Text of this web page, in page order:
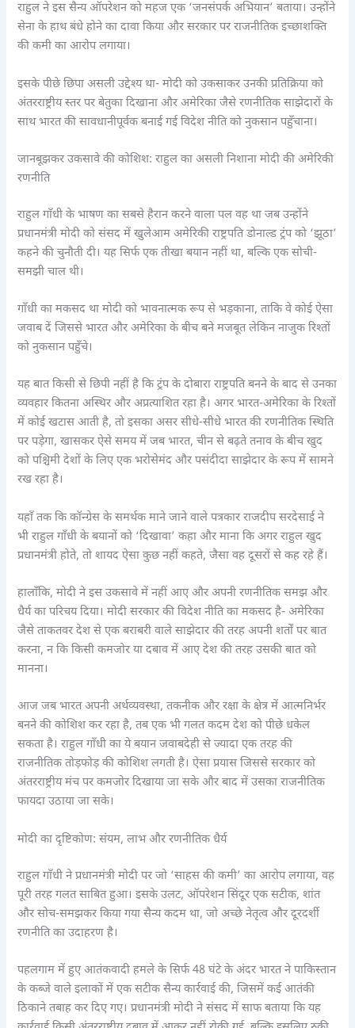
राहुल ने इस सैन्य ऑपरेशन को महज एक ‘जनसंपर्क अभियान’ बताया। उन्होंने
सेना के हाथ बंधे होने का दावा किया और सरकार पर राजनीतिक इच्छाशक्ति
की कमी का आरोप लगाया।
इसके पीछे छिपा असली उद्देश्य था- मोदी को उकसाकर उनकी प्रतिक्रिया को
अंतरराष्ट्रीय स्तर पर बेतुका दिखाना और अमेरिका जैसे रणनीतिक साझेदारों के
साथ भारत की सावधानीपूर्वक बनाई गई विदेश नीति को नुकसान पहुँचाना।
जानबूझकर उकसावे की कोशिश: राहुल का असली निशाना मोदी की अमेरिकी
रणनीति
राहुल गाँधी के भाषण का सबसे हैरान करने वाला पल वह था जब उन्होंने
प्रधानमंत्री मोदी को संसद में खुलेआम अमेरिकी राष्ट्रपति डोनाल्ड ट्रंप को ‘झूठा’
कहने की चुनौती दी। यह सिर्फ एक तीखा बयान नहीं था, बल्कि एक सोची-
समझी चाल थी।
गाँधी का मकसद था मोदी को भावनात्मक रूप से भड़काना, ताकि वे कोई ऐसा
जवाब दें जिससे भारत और अमेरिका के बीच बने मजबूत लेकिन नाजुक रिश्तों
को नुकसान पहुँचे।
यह बात किसी से छिपी नहीं है कि ट्रंप के दोबारा राष्ट्रपति बनने के बाद से उनका
व्यवहार कितना अस्थिर और अप्रत्याशित रहा है। अगर भारत-अमेरिका के रिश्तों
में कोई खटास आती है, तो इसका असर सीधे-सीधे भारत की रणनीतिक स्थिति
पर पड़ेगा, खासकर ऐसे समय में जब भारत, चीन से बढ़ते तनाव के बीच खुद
को पश्चिमी देशों के लिए एक भरोसेमंद और पसंदीदा साझेदार के रूप में सामने
रख रहा है।
यहाँ तक कि कॉन्ग्रेस के समर्थक माने जाने वाले पत्रकार राजदीप सरदेसाई ने
भी राहुल गाँधी के बयानों को ‘दिखावा’ कहा और माना कि अगर राहुल खुद
प्रधानमंत्री होते, तो शायद ऐसा कुछ नहीं कहते, जैसा वह दूसरों से कह रहे हैं।
हालाँकि, मोदी ने इस उकसावे में नहीं आए और अपनी रणनीतिक समझ और
धैर्य का परिचय दिया। मोदी सरकार की विदेश नीति का मकसद है- अमेरिका
जैसे ताकतवर देश से एक बराबरी वाले साझेदार की तरह अपनी शर्तों पर बात
करना, न कि किसी कमजोर या दबाव में आए देश की तरह उसकी बात को
मानना।
आज जब भारत अपनी अर्थव्यवस्था, तकनीक और रक्षा के क्षेत्र में आत्मनिर्भर
बनने की कोशिश कर रहा है, तब एक भी गलत कदम देश को पीछे धकेल
सकता है। राहुल गाँधी का ये बयान जवाबदेही से ज्यादा एक तरह की
राजनीतिक तोड़फोड़ की कोशिश लगती है। ऐसा प्रयास जिससे सरकार को
अंतरराष्ट्रीय मंच पर कमजोर दिखाया जा सके और बाद में उसका राजनीतिक
फायदा उठाया जा सके।
मोदी का दृष्टिकोण: संयम, लाभ और रणनीतिक धैर्य
राहुल गाँधी ने प्रधानमंत्री मोदी पर जो ‘साहस की कमी’ का आरोप लगाया, वह
पूरी तरह गलत साबित हुआ। इसके उलट, ऑपरेशन सिंदूर एक सटीक, शांत
और सोच-समझकर किया गया सैन्य कदम था, जो अच्छे नेतृत्व और दूरदर्शी
रणनीति का उदाहरण है।
पहलगाम में हुए आतंकवादी हमले के सिर्फ 48 घंटे के अंदर भारत ने पाकिस्तान
के कब्जे वाले इलाकों में एक सटीक सैन्य कार्रवाई की, जिसमें कई आतंकी
ठिकाने तबाह कर दिए गए। प्रधानमंत्री मोदी ने संसद में साफ बताया कि यह